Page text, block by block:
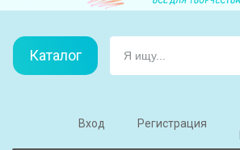
Каталог
Вход Регистрация